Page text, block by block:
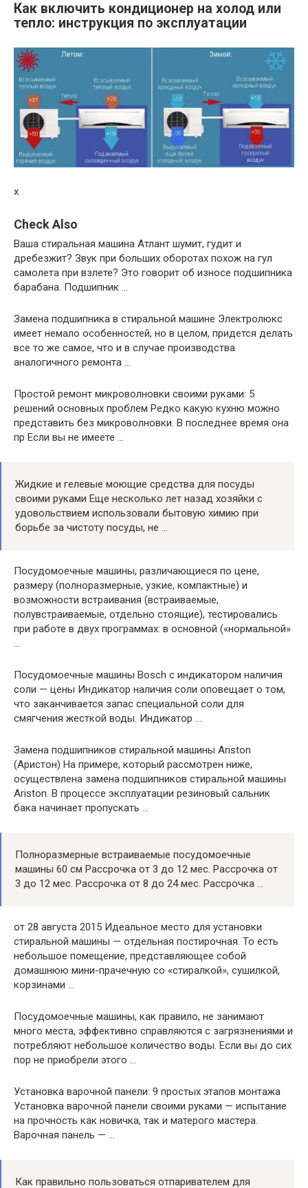
Как включить кондиционер на холод или
тепло: инструкция по эксплуатации
x
Check Also
Ваша стиральная машина Атлант шумит, гудит и
дребезжит? Звук при больших оборотах похож на гул
самолета при взлете? Это говорит об износе подшипника
барабана. Подшипник …
Замена подшипника в стиральной машине Электролюкс
имеет немало особенностей, но в целом, придется делать
все то же самое, что и в случае производства
аналогичного ремонта …
Простой ремонт микроволновки своими руками: 5
решений основных проблем Редко какую кухню можно
представить без микроволновки. В последнее время она
пр Если вы не имеете …
Жидкие и гелевые моющие средства для посуды
своими руками Еще несколько лет назад хозяйки с
удовольствием использовали бытовую химию при
борьбе за чистоту посуды, не …
Посудомоечные машины, различающиеся по цене,
размеру (полноразмерные, узкие, компактные) и
возможности встраивания (встраиваемые,
полувстраиваемые, отдельно стоящие), тестировались
при работе в двух программах: в основной («нормальной»
…
Посудомоечные машины Bosch с индикатором наличия
соли — цены Индикатор наличия соли оповещает о том,
что заканчивается запас специальной соли для
смягчения жесткой воды. Индикатор …
Замена подшипников стиральной машины Ariston
(Аристон) На примере, который рассмотрен ниже,
осуществлена замена подшипников стиральной машины
Ariston. В процессе эксплуатации резиновый сальник
бака начинает пропускать …
Полноразмерные встраиваемые посудомоечные
машины 60 см Рассрочка от 3 до 12 мес. Рассрочка от
3 до 12 мес. Рассрочка от 8 до 24 мес. Рассрочка …
от 28 августа 2015 Идеальное место для установки
стиральной машины — отдельная постирочная. То есть
небольшое помещение, представляющее собой
домашнюю мини-прачечную со «стиралкой», сушилкой,
корзинами …
Посудомоечные машины, как правило, не занимают
много места, эффективно справляются с загрязнениями и
потребляют небольшое количество воды. Если вы до сих
пор не приобрели этого …
Установка варочной панели: 9 простых этапов монтажа
Установка варочной панели своими руками — испытание
на прочность как новичка, так и матерого мастера.
Варочная панель — …
Как правильно пользоваться отпаривателем для